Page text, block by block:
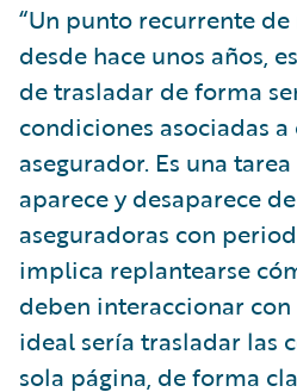
“Un punto recurrente
desde hace unos años,
de trasladar de forma
condiciones asociadas
asegurador. Es una
aparece y desaparece
aseguradoras con
implica replantearse
deben interaccionar con
ideal sería trasladar las
sola página, de forma